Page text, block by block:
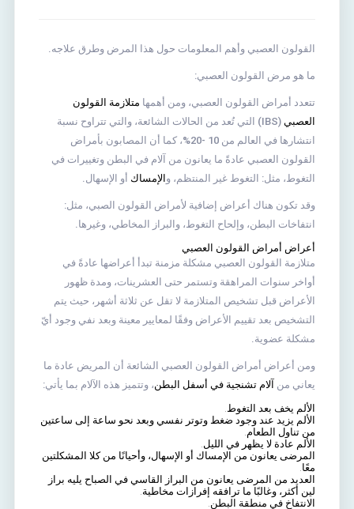
القولون العصبي وأهم المعلومات حول هذا المرض وطرق علاجه.
ما هو مرض القولون العصبي:
تتعدد أمراض القولون العصبي، ومن أهمها متلازمة القولون
العصبي
(IBS) التي تُعد من الحالات الشائعة، والتي تتراوح نسبة
انتشارها في العالم من 10 -20%، كما أن المصابون بأمراض
القولون العصبي عادةً ما يعانون من آلام في البطن وتغييرات في
التغوط، مثل: التغوط غير المنتظم، و الإمساك أو الإسهال.
وقد تكون هناك أعراض إضافية لأمراض القولون الصبي، مثل:
انتفاخات البطن، وإلحاح التغوط، والبراز المخاطي، وغيرها.
أعراض أمراض القولون العصبي
متلازمة القولون العصبي مشكلة مزمنة تبدأ أعراضها عادةً في
أواخر سنوات المراهقة وتستمر حتى العشرينات، ومدة ظهور
الأعراض قبل تشخيص المتلازمة لا تقل عن ثلاثة أشهر، حيث يتم
التشخيص بعد تقييم الأعراض وفقًا لمعايير معينة وبعد نفي وجود أيّ
مشكلة عضوية.
ومن أعراض أمراض القولون العصبي الشائعة أن المريض عادة ما
يعاني من آلام تشنجية في أسفل البطن، وتتميز هذه الآلام بما يأتي:
الألم يخف بعد التغوط.
الألم يزيد عند وجود ضغط وتوتر نفسي وبعد نحو ساعة إلى ساعتين
من تناول الطعام.
الألم عادة لا يظهر في الليل.
المرضى يعانون من الإمساك أو الإسهال، وأحيانًا من كلا المشكلتين
معًا.
العديد من المرضى يعانون من البراز القاسي في الصباح يليه براز
لين أكثر، وغالبًا ما ترافقه إفرازات مخاطية.
الانتفاخ في منطقة البطن.